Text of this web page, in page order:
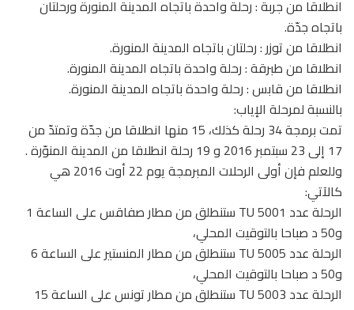
انطلاقا من جربة : رحلة واحدة باتجاه المدينة المنورة ورحلتان
باتجاه جدّة.
انطلاقا من توزر : رحلتان باتجاه المدينة المنورة.
انطلاقا من طبرقة : رحلة واحدة باتجاه المدينة المنورة.
انطلاقا من قابس : رحلة واحدة باتجاه المدينة المنورة.
بالنسبة لمرحلة الإياب:
تمت برمجة 34 رحلة كذلك، 15 منها انطلاقا من جدّة وتمتدّ من
17 إلى 23 سبتمبر 2016 و 19 رحلة انطلاقا من المدينة المنوّرة .
وللعلم فإن أولى الرحلات المبرمجة يوم 22 أوت 2016 هي
كالآتي:
الرحلة عدد TU 5001 ستنطلق من مطار صفاقس على الساعة 1
و50 د صباحا بالتوقيت المحلي،
الرحلة عدد TU 5005 ستنطلق من مطار المنستير على الساعة 6
و50 د صباحا بالتوقيت المحلي،
الرحلة عدد TU 5003 ستنطلق من مطار تونس على الساعة 15